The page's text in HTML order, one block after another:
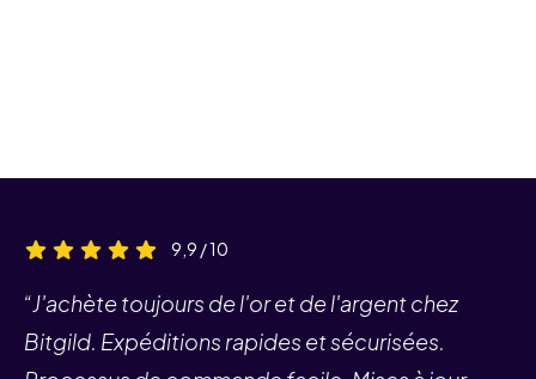
9,9 / 10
“J'achète toujours de l'or et de l'argent chez
Bitgild. Expéditions rapides et sécurisées.